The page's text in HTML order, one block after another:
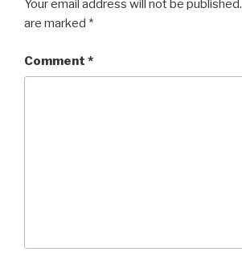
Your email address will not be published.
are marked *
Comment *